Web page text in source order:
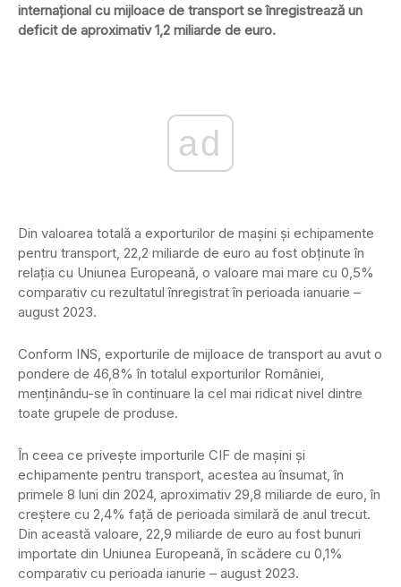
internațional cu mijloace de transport se înregistrează un
deficit de aproximativ 1,2 miliarde de euro.
ad
Din valoarea totală a exporturilor de mașini și echipamente
pentru transport, 22,2 miliarde de euro au fost obținute în
relația cu Uniunea Europeană, o valoare mai mare cu 0,5%
comparativ cu rezultatul înregistrat în perioada ianuarie –
august 2023.
Conform INS, exporturile de mijloace de transport au avut o
pondere de 46,8% în totalul exporturilor României,
menținându-se în continuare la cel mai ridicat nivel dintre
toate grupele de produse.
În ceea ce privește importurile CIF de mașini și
echipamente pentru transport, acestea au însumat, în
primele 8 luni din 2024, aproximativ 29,8 miliarde de euro, în
creștere cu 2,4% față de perioada similară de anul trecut.
Din această valoare, 22,9 miliarde de euro au fost bunuri
importate din Uniunea Europeană, în scădere cu 0,1%
comparativ cu perioada ianurie – august 2023.